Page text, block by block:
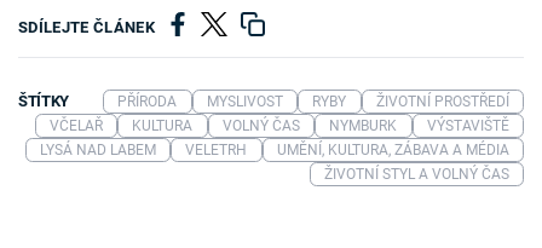
SDÍLEJTE ČLÁNEK
ŠTÍTKY PŘÍRODA MYSLIVOST RYBY
ŽIVOTNÍ PROSTŘEDÍ
VČELAŘ
KULTURA VOLNÝ ČAS NYMBURK
VÝSTAVIŠTĚ
LYSÁ NAD LABEM
VELETRH
UMĚNÍ, KULTURA, ZÁBAVA A MÉDIA
ŽIVOTNÍ STYL A VOLNÝ ČAS